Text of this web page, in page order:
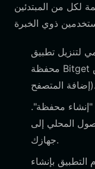
لكل من المبتدئين
لتنزيل تطبيق
محفظة Bitget لجهازك الخاص (iOS أو Android أو
إضافة المتصفح).
"إنشاء محفظة".
المحلي إلى
جهازك.
التطبيق بإنشاء